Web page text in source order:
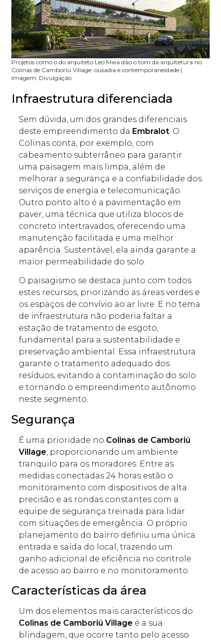
Projetos como o do arquiteto Leo Maia dão o tom da arquitetura no
Colinas de Camboriú Village: ousadia e contemporaneidade |
Imagem: Divulgação
Infraestrutura diferenciada
Sem dúvida, um dos grandes diferenciais
deste empreendimento da Embralot. O
Colinas conta, por exemplo, com
cabeamento subterrâneo para garantir
uma paisagem mais limpa, além de
melhorar a segurança e a confiabilidade dos
serviços de energia e telecomunicação.
Outro ponto alto é a pavimentação em
paver, uma técnica que utiliza blocos de
concreto intertravados, oferecendo uma
manutenção facilitada e uma melhor
aparência. Sustentável, ela ainda garante a
maior permeabilidade do solo.
O paisagismo se destaca junto com todos
estes recursos, priorizando as áreas verdes e
os espaços de convívio ao ar livre. E no tema
de infraestrutura não poderia faltar a
estação de tratamento de esgoto,
fundamental para a sustentabilidade e
preservação ambiental. Essa infraestrutura
garante o tratamento adequado dos
resíduos, evitando a contaminação do solo
e tornando o empreendimento autônomo
neste segmento.
Segurança
É uma prioridade no Colinas de Camboriú
Village , proporcionando um ambiente
tranquilo para os moradores. Entre as
medidas conectadas 24 horas estão o
monitoramento com dispositivos de alta
precisão e as rondas constantes com a
equipe de segurança treinada para lidar
com situações de emergência. O próprio
planejamento do bairro definiu uma única
entrada e saída do local, trazendo um
ganho adicional de eficiência no controle
de acesso ao bairro e no monitoramento.
Características da área
Um dos elementos mais característicos do
Colinas de Camboriú Village é a sua
blindagem, que ocorre tanto pelo acesso